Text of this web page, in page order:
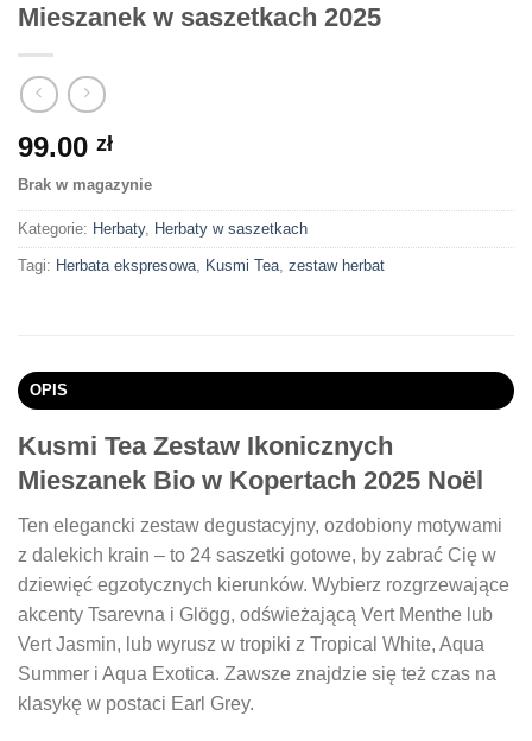
Mieszanek w saszetkach 2025
99.00 zł
Brak w magazynie
Kategorie: Herbaty, Herbaty w saszetkach
Tagi: Herbata ekspresowa Kusmi Tea zestaw herbat
OPIS
Kusmi Tea Zestaw Ikonicznych
Mieszanek Bio w Kopertach 2025 Noël
Ten elegancki zestaw degustacyjny, ozdobiony motywami
z dalekich krain – to 24 saszetki gotowe, by zabrać Cię w
dziewięć egzotycznych kierunków. Wybierz rozgrzewające
akcenty Tsarevna i Glögg, odświeżającą Vert Menthe lub
Vert Jasmin, lub wyrusz w tropiki z Tropical White, Aqua
Summer i Aqua Exotica. Zawsze znajdzie się też czas na
klasykę w postaci Earl Grey.